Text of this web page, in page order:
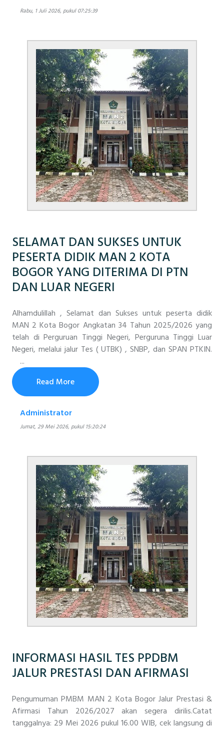
Rabu, 1 Juli 2026, pukul 07:25:39
SELAMAT DAN SUKSES UNTUK
PESERTA DIDIK MAN 2 KOTA
BOGOR YANG DITERIMA DI PTN
DAN LUAR NEGERI
Alhamdulillah , Selamat dan Sukses untuk peserta didik
MAN 2 Kota Bogor Angkatan 34 Tahun 2025/2026 yang
telah di Perguruan Tinggi Negeri, Perguruna Tinggi Luar
Negeri, melalui jalur Tes ( UTBK) , SNBP, dan SPAN PTKIN.
...
Read More
Administrator
Jumat, 29 Mei 2026, pukul 15:20:24
INFORMASI HASIL TES PPDBM
JALUR PRESTASI DAN AFIRMASI
Pengumuman PMBM MAN 2 Kota Bogor Jalur Prestasi &
Afirmasi Tahun 2026/2027 akan segera dirilis.Catat
tanggalnya: 29 Mei 2026 pukul 16.00 WIB, cek langsung di